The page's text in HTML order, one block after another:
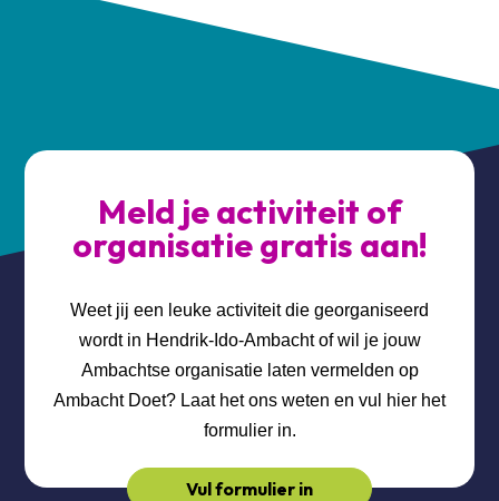
Meld je activiteit of
organisatie gratis aan!
Weet jij een leuke activiteit die georganiseerd
wordt in Hendrik-Ido-Ambacht of wil je jouw
Ambachtse organisatie laten vermelden op
Ambacht Doet? Laat het ons weten en vul hier het
formulier in.
Vul formulier in